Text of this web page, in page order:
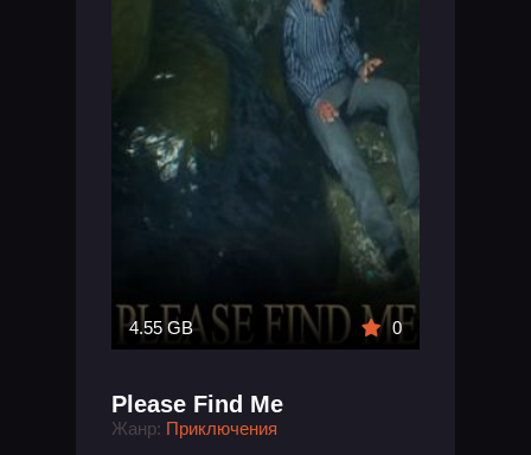
4.55 GB 0
Please Find Me
Жанр: Приключения